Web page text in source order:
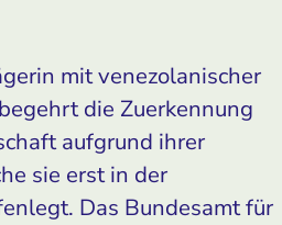
mit venezolanischer
die Zuerkennung
aufgrund ihrer
sie erst in der
Das Bundesamt für